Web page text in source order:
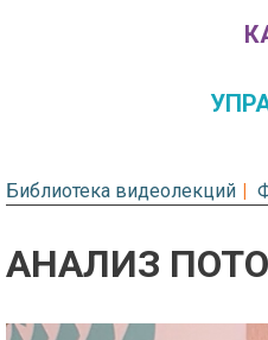
Библиотека видеолекций
АНАЛИЗ